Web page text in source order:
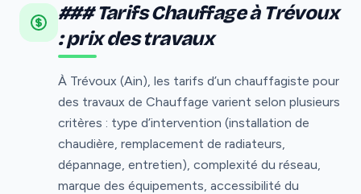
### Tarifs Chauffage à Trévoux
: prix des travaux
À Trévoux (Ain), les tarifs d’un chauffagiste pour
des travaux de Chauffage varient selon plusieurs
critères : type d’intervention (installation de
chaudière, remplacement de radiateurs,
dépannage, entretien), complexité du réseau,
marque des équipements, accessibilité du